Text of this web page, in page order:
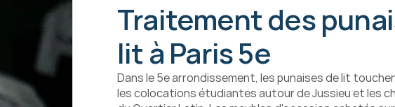
Traitement des
lit à Paris 5e
Dans le 5e arrondissement, les punaises de lit
les colocations étudiantes autour de Jussieu et les